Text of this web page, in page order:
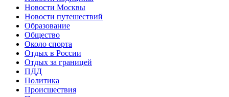
Новости Москвы
Новости путешествий
Образование
Общество
Около спорта
Отдых в России
Отдых за границей
ПДД
Политика
Происшествия